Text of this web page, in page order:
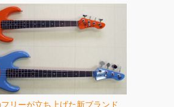
リーが立ち上げた新ブランド